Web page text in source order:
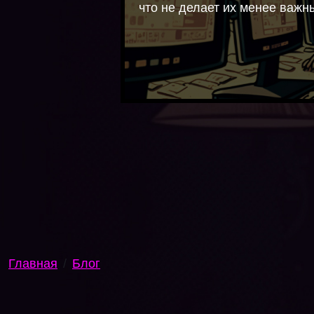
что не делает их менее
Главная Блог